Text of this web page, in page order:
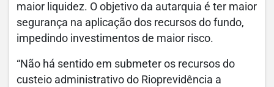
maior liquidez. O objetivo da autarquia é ter maior
segurança na aplicação dos recursos do fundo,
impedindo investimentos de maior risco.
“Não há sentido em submeter os recursos do
custeio administrativo do Rioprevidência a